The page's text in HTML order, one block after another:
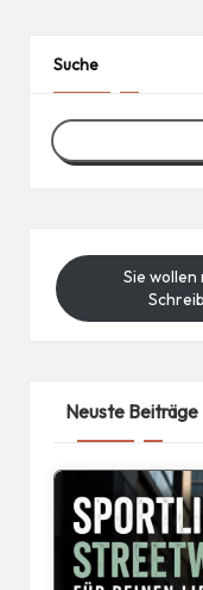
Suche
Sie wollen
Neuste Beiträge